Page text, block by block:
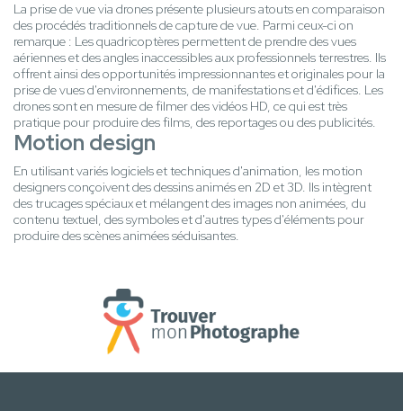
La prise de vue via drones présente plusieurs atouts en comparaison
des procédés traditionnels de capture de vue. Parmi ceux-ci on
remarque : Les quadricoptères permettent de prendre des vues
aériennes et des angles inaccessibles aux professionnels terrestres. Ils
offrent ainsi des opportunités impressionnantes et originales pour la
prise de vues d'environnements, de manifestations et d'édifices. Les
drones sont en mesure de filmer des vidéos HD, ce qui est très
pratique pour produire des films, des reportages ou des publicités.
Motion design
En utilisant variés logiciels et techniques d'animation, les motion
designers conçoivent des dessins animés en 2D et 3D. Ils intègrent
des trucages spéciaux et mélangent des images non animées, du
contenu textuel, des symboles et d'autres types d'éléments pour
produire des scènes animées séduisantes.